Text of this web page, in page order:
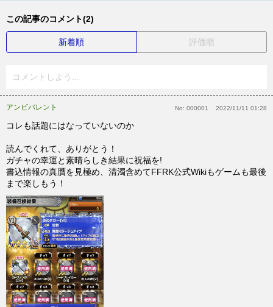
この記事のコメント(2)
新着順 評価順
コメントしよう...
アンビバレント No: 000001 2022/11/11 01:28
コレも話題にはなっていないのか
読んでくれて、ありがとう！
ガチャの幸運と素晴らしき結果に祝福を!
書込情報の真贋を見極め、清濁含めてFFRK公式Wikiもゲームも最後
まで楽しもう！